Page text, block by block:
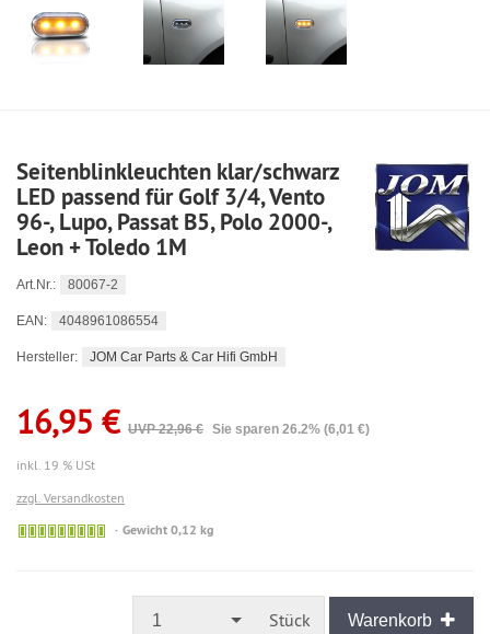
Seitenblinkleuchten klar/schwarz
LED passend für Golf 3/4, Vento
96-, Lupo, Passat B5, Polo 2000-,
Leon + Toledo 1M
Art.Nr.: 80067-2
EAN: 4048961086554
Hersteller: JOM Car Parts & Car Hifi GmbH
16,95 € UVP 22,96 € Sie sparen 26.2% (6,01 €)
inkl. 19 % USt
zzgl. Versandkosten
🟢 Gewicht 0,12 kg
1 Stück Warenkorb